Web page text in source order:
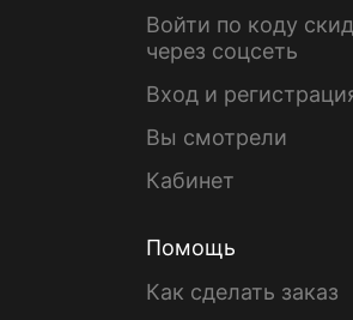
Войти по коду
через соцсеть
Вход и
Вы смотрели
Кабинет
Помощь
Как сделать заказ